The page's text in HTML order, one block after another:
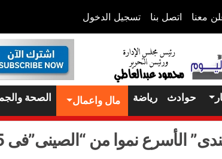
معنا اتصل بنا تسجيل الدخول
حوادث رياضة مال واعمال الصحة
الأسرع نموا من “الصينى”فى 2015